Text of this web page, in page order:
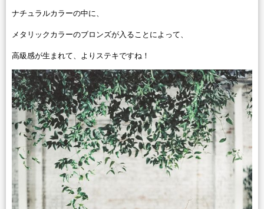
ナチュラルカラーの中に、
メタリックカラーのブロンズが入ることによって、
高級感が生まれて、よりステキですね！